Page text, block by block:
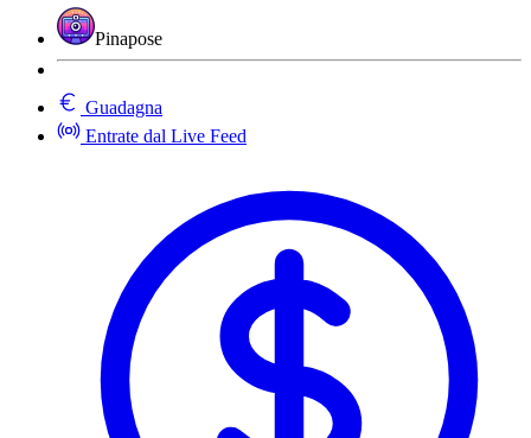
Pinapose
Guadagna
Entrate dal Live Feed